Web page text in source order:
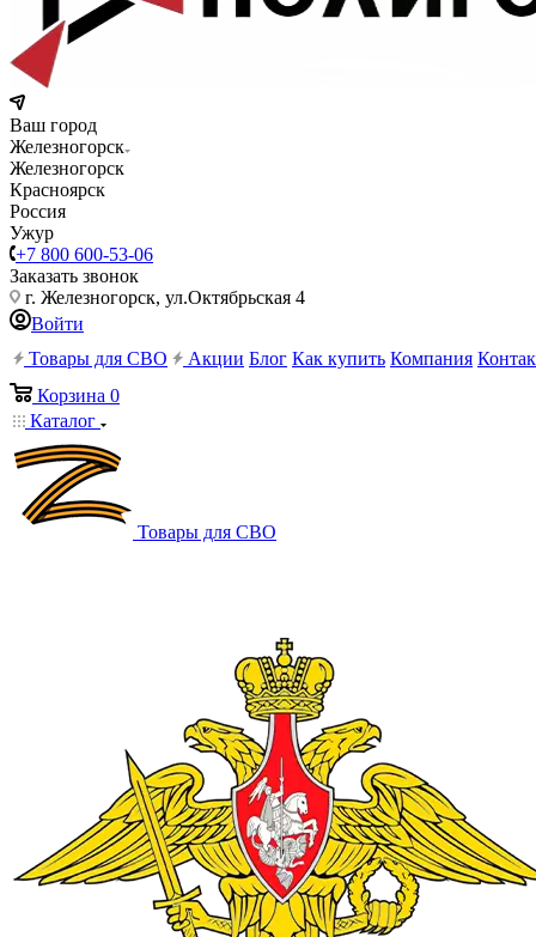
Ваш город
Железногорск
Железногорск
Красноярск
Россия
Ужур
+7 800 600-53-06
Заказать звонок
г. Железногорск, ул.Октябрьская 4
Войти
Товары для СВО
Акции Блог Как купить Компания
Корзина 0
Каталог
Товары для СВО